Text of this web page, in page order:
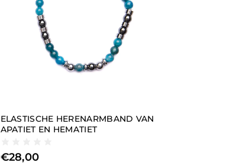
ELASTISCHE HERENARMBAND VAN
APATIET EN HEMATIET
€28,00